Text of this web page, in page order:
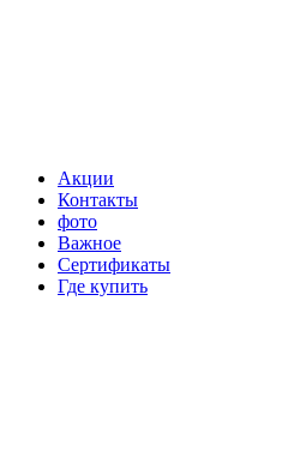
Акции
Контакты
фото
Важное
Сертификаты
Где купить